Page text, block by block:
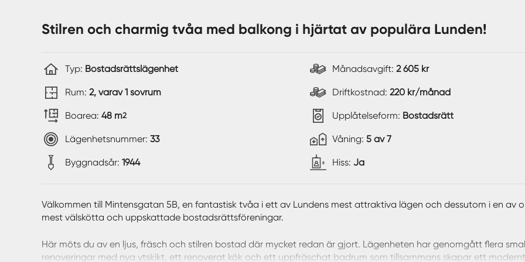
Stilren och charmig tvåa med balkong i hjärtat av populära Lunden!
Typ: Bostadsrättslägenhet
Rum: 2, varav 1 sovrum
Boarea: 48 m2
Lägenhetsnummer: 33
Byggnadsår: 1944
Månadsavgift: 2 605 kr
Driftkostnad: 220 kr/månad
Upplåtelseform: Bostadsrätt
Våning: 5 av 7
Hiss: Ja
Välkommen till Mintensgatan 5B, en fantastisk tvåa i ett av Lundens mest attraktiva lägen och dessutom i en av
mest välskötta och uppskattade bostadsrättsföreningar.
Här möts du av en ljus, fräsch och stilren bostad där mycket redan är gjort. Lägenheten har genomgått flera
renoveringar med nya ytskikt, ett renoverat kök och ett uppfräschat badrum som tillsammans skapar ett